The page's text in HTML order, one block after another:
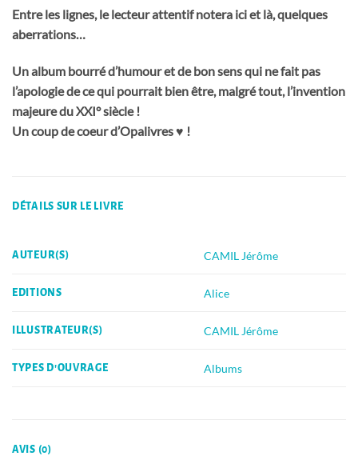
Entre les lignes, le lecteur attentif notera ici et là, quelques
aberrations…
Un album bourré d’humour et de bon sens qui ne fait pas
l’apologie de ce qui pourrait bien être, malgré tout, l’invention
majeure du XXI° siècle !
Un coup de coeur d’Opalivres ♥ !
DÉTAILS SUR LE LIVRE
AUTEUR(S) CAMIL Jérôme
EDITIONS Alice
ILLUSTRATEUR(S) CAMIL Jérôme
TYPES D'OUVRAGE Albums
AVIS (0)